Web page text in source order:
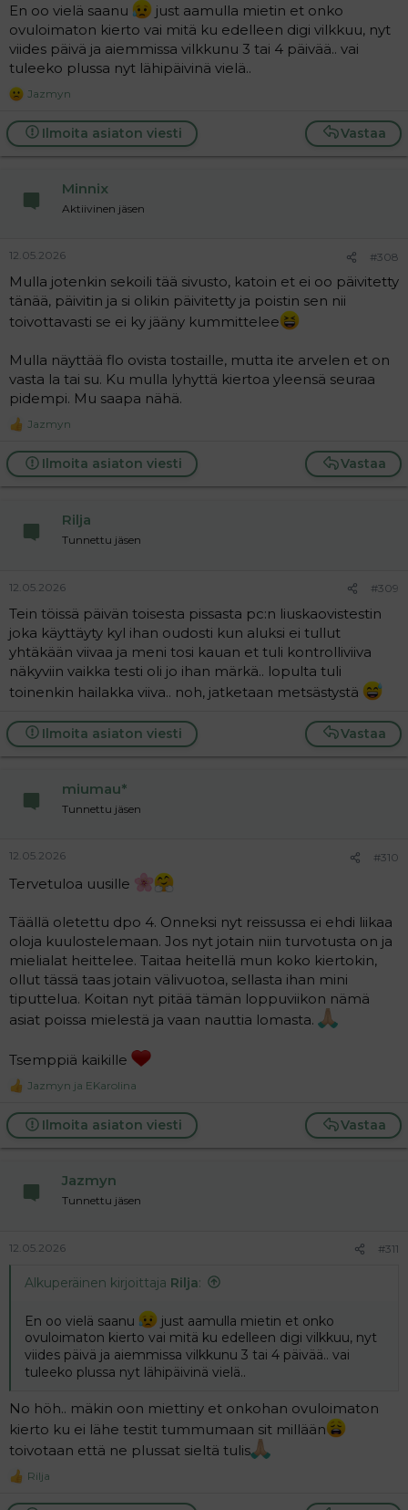
En oo vielä saanu
just aamulla mietin et onko
ovuloimaton kierto vai mitä ku edelleen digi vilkkuu, nyt
viides päivä ja aiemmissa vilkkunu 3 tai 4 päivää.. vai
tuleeko plussa nyt lähipäivinä vielä..
R
a
c
t
Jazmyn
Vastaa
Ilmoita asiaton viesti
Minnix
Aktiivinen jäsen
12.05.2026 #308
Mulla jotenkin sekoili tää sivusto, katoin et ei oo päivitetty
tänää, päivitin ja si olikin päivitetty ja poistin sen nii
toivottavasti se ei ky jääny kummittelee
Mulla näyttää flo ovista tostaille, mutta ite arvelen et on
vasta la tai su. Ku mulla lyhyttä kiertoa yleensä seuraa
pidempi. Mu saapa nähä.
R
a
c
t
Jazmyn
Vastaa
Ilmoita asiaton viesti
Rilja
Tunnettu jäsen
12.05.2026 #309
Tein töissä päivän toisesta pissasta pc:n liuskaovistestin
joka käyttäyty kyl ihan oudosti kun aluksi ei tullut
yhtäkään viivaa ja meni tosi kauan et tuli kontrolliviiva
näkyviin vaikka testi oli jo ihan märkä.. lopulta tuli
toinenkin hailakka viiva.. noh, jatketaan metsästystä
Vastaa
Ilmoita asiaton viesti
miumau*
Tunnettu jäsen
12.05.2026 #310
Tervetuloa uusille
Täällä oletettu dpo 4. Onneksi nyt reissussa ei ehdi liikaa
oloja kuulostelemaan. Jos nyt jotain niin turvotusta on ja
mielialat heittelee. Taitaa heitellä mun koko kiertokin,
ollut tässä taas jotain välivuotoa, sellasta ihan mini
tiputtelua. Koitan nyt pitää tämän loppuviikon nämä
asiat poissa mielestä ja vaan nauttia lomasta.
Tsemppiä kaikille
R
a
c
t
Jazmyn ja EKarolina
Vastaa
Ilmoita asiaton viesti
Jazmyn
Tunnettu jäsen
12.05.2026 #311
Alkuperäinen kirjoittaja Rilja:
En oo vielä saanu
just aamulla mietin et onko
ovuloimaton kierto vai mitä ku edelleen digi vilkkuu, nyt
viides päivä ja aiemmissa vilkkunu 3 tai 4 päivää.. vai
tuleeko plussa nyt lähipäivinä vielä..
No höh.. mäkin oon miettiny et onkohan ovuloimaton
kierto ku ei lähe testit tummumaan sit millään
toivotaan että ne plussat sieltä tulis
R
Rilja